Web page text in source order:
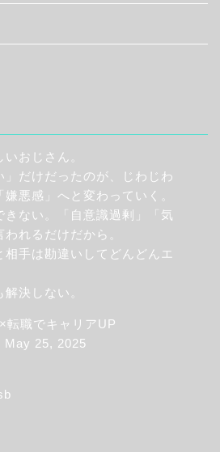
おじさん。
」だけだったのが、じわじわ
悪感」へと変わっていく。
きない。「自意識過剰」「気
れるだけだから。
相手は勘違いしてどんどんエ
決しない。
職でキャリアUP
May 25, 2025